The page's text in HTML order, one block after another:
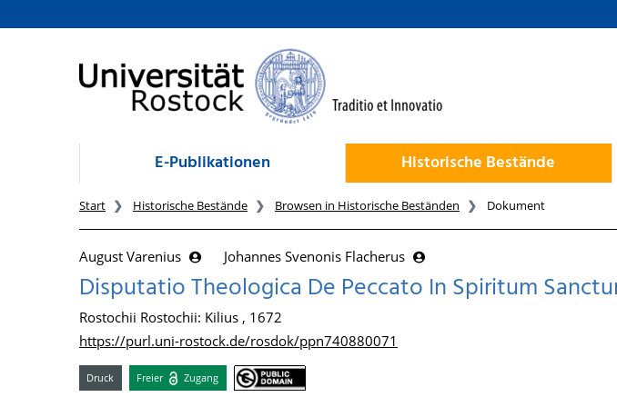
zum Inhalt
E-Publikationen Historische Bestände
Start Historische Bestände Browsen in Historische Beständen Dokument
August Varenius Johannes Svenonis Flacherus
Disputatio Theologica De Peccato In Spiritum
Rostochii Rostochii: Kilius , 1672
https://purl.uni-rostock.de/rosdok/ppn740880071
Druck Freier Zugang